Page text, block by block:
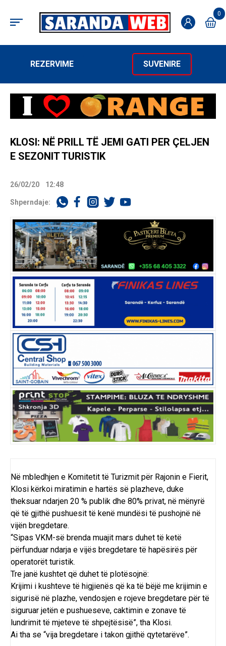
0
REZERVIME SUVENIRE
KLOSI: NË PRILL TË JEMI GATI PER ÇELJEN
E SEZONIT TURISTIK
26/02/20 12:48
Shperndaje:
Në mbledhjen e Komitetit të Turizmit për Rajonin e Fierit,
Klosi kërkoi miratimin e hartës së plazheve, duke
theksuar ndarjen 20 % publik dhe 80% privat, në mënyrë
që të gjithë pushuesit të kenë mundësi të pushojnë në
vijën bregdetare.
“Sipas VKM-së brenda muajit mars duhet të ketë
përfunduar ndarja e vijës bregdetare të hapësirës për
operatorët turistik.
Tre janë kushtet që duhet të plotësojnë:
Krijimi i kushteve të higjienës që ka të bëjë me krijimin e
sigurisë në plazhe, vendosjen e rojeve bregdetare për të
siguruar jetën e pushueseve, caktimin e zonave të
lundrimit të mjeteve të shpejtësisë”, tha Klosi.
Ai tha se “vija bregdetare i takon gjithë qytetarëve”.